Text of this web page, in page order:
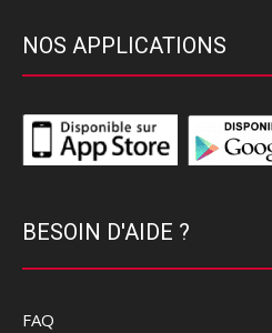
NOS APPLICATIONS
BESOIN D'AIDE ?
FAQ